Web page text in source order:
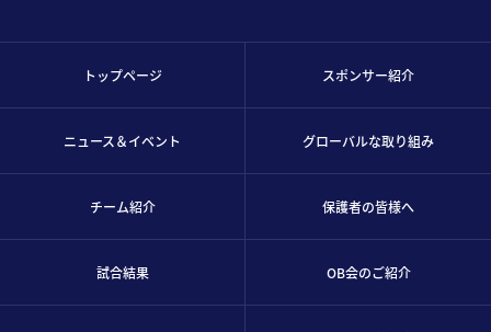
トップページ
ニュース＆イベント
チーム紹介
試合結果
スポンサー紹介
グローバルな取り組み
保護者の皆様へ
OB会のご紹介